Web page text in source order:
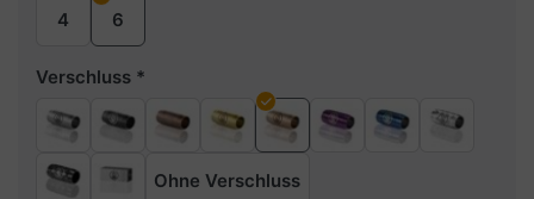
4 6
Verschluss
Ohne Verschluss